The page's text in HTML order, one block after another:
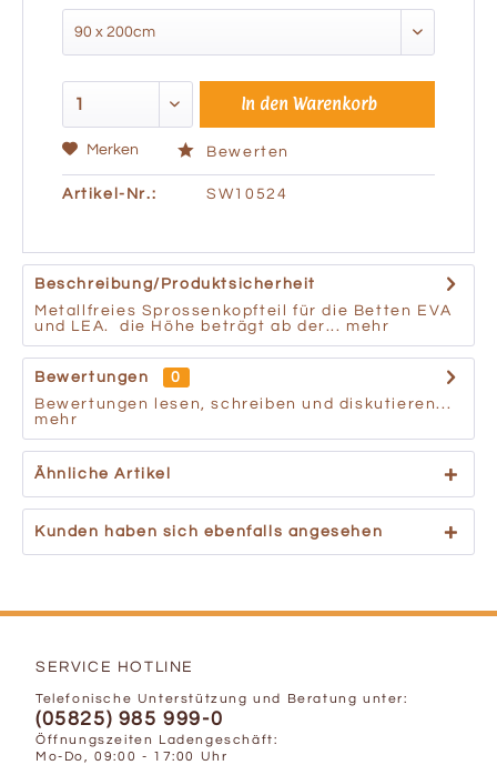
In den Warenkorb
Merken Bewerten
Artikel-Nr.: SW10524
Beschreibung/Produktsicherheit
Metallfreies Sprossenkopfteil für die Betten EVA
und LEA. die Höhe beträgt ab der... mehr
Bewertungen
0
Bewertungen lesen, schreiben und diskutieren...
mehr
Ähnliche Artikel
Kunden haben sich ebenfalls angesehen
SERVICE HOTLINE
Telefonische Unterstützung und Beratung unter:
(05825) 985 999-0
Öffnungszeiten Ladengeschäft:
Mo-Do, 09:00 - 17:00 Uhr